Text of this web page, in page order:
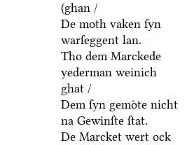
(ghan /
De moth vaken ſyn
warſeggent lan.
Tho dem Marckede
yederman weinich
ghat /
Dem ſyn gemoͤte nicht
na Gewinſte ſtat.
De Marcket wert ock